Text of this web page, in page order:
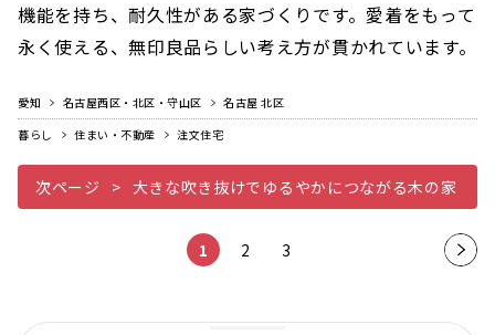
機能を持ち、耐久性がある家づくりです。愛着をもって
永く使える、無印良品らしい考え方が貫かれています。
愛知 名古屋西区・北区・守山区
名古屋 北区
暮らし
住まい・不動産 注文住宅
次ページ 大きな吹き抜けでゆるやかにつながる木の家
1 2 3
次の